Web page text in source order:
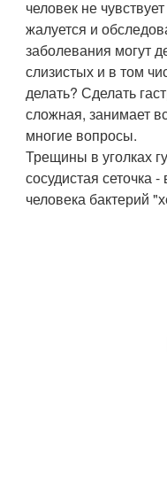
человек не
жалуется и
заболевания могут
слизистых и в том
делать? Сделать
сложная, занимает
многие вопросы.
Трещины в уголках
сосудистая
человека бактерий